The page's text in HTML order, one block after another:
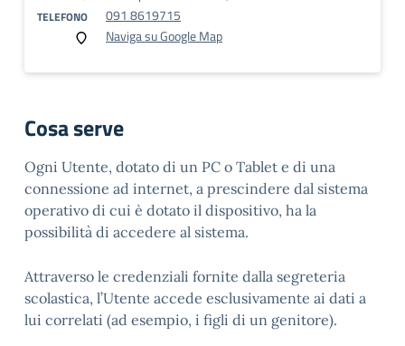
TELEFONO
091 8619715
Naviga su Google Map
Cosa serve
Ogni Utente, dotato di un PC o Tablet e di una
connessione ad internet, a prescindere dal sistema
operativo di cui è dotato il dispositivo, ha la
possibilità di accedere al sistema.
Attraverso le credenziali fornite dalla segreteria
scolastica, l’Utente accede esclusivamente ai dati a
lui correlati (ad esempio, i figli di un genitore).